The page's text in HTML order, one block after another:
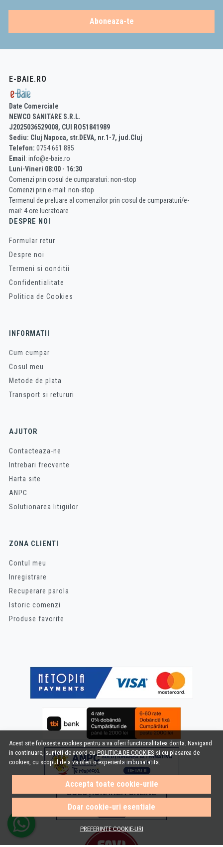
Acest site foloseste cookies pentru a va oferi functionalitatea dorita. Navigand
in continuare, sunteti de acord cuPOLITICA DE COOKIES si cu plasarea de
cookies, cu scopul de a va oferi o experienta imbunatatita.
Accepta toate cookie-urile
Doar cookie-uri esentiale
PREFERINTE COOKIE-URI
Aboneaza-te
E-BAIE.RO
Date Comerciale
NEWCO SANITARE S.R.L.
J2025036529008, CUI RO51841989
Sediu: Cluj Napoca, str.DEVA, nr.1-7, jud.Cluj
Telefon: 0754 661 885
Email : info@e-baie.ro
Luni-Vineri 08:00 - 16:30
Comenzi prin cosul de cumparaturi: non-stop
Comenzi prin e-mail: non-stop
Termenul de preluare al comenzilor prin cosul de cumparaturi/e-
mail: 4 ore lucratoare
DESPRE NOI
Formular retur
Despre noi
Termeni si conditii
Confidentialitate
Politica de Cookies
INFORMATII
Cum cumpar
Cosul meu
Metode de plata
Transport si retururi
AJUTOR
Contacteaza-ne
Intrebari frecvente
Harta site
ANPC
Solutionarea litigiilor
ZONA CLIENTI
Contul meu
Inregistrare
Recuperare parola
Istoric comenzi
Produse favorite